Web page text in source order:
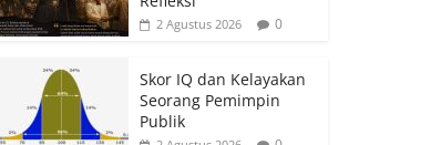
2 Agustus 2026 0
Skor IQ dan Kelayakan
Seorang Pemimpin
Publik